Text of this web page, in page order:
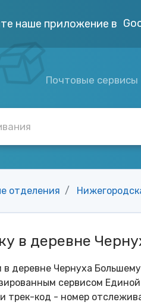
наше приложение в
Почтовые сервисы
отделения
в деревне
деревне Чернуха
сервисом
трек-код - номер